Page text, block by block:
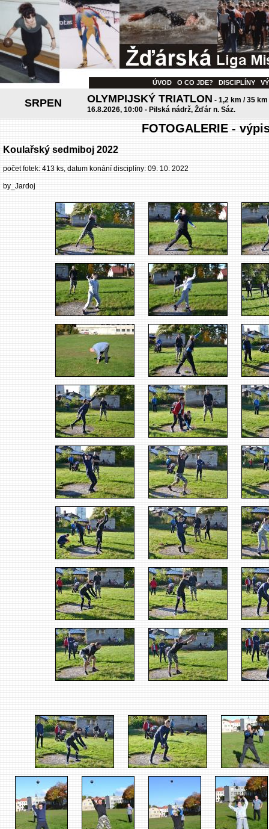
ÚVOD O CO JDE? DISCIPLÍNY
SRPEN OLYMPIJSKÝ TRIATLON - 1,2 km / 35
16.8.2026, 10:00 - Pilská nádrž, Žďár n. Sáz.
FOTOGALERIE -
Koulařský sedmiboj 2022
počet fotek: 413 ks, datum konání disciplíny: 09. 10. 2022
by_Jardoj